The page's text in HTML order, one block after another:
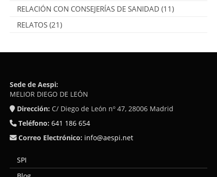
RELACIÓN CON CONSEJERÍAS DE SANIDAD (11)
RELATOS (21)
Sede de Aespi:
MELIOR DIEGO DE LEÓN
Dirección: C/ Diego de León nº 47, 28006 Madrid
Teléfono: 641 186 654
Correo Electrónico: info@aespi.net
SPI